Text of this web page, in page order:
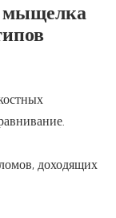
мыщелка
доходящих